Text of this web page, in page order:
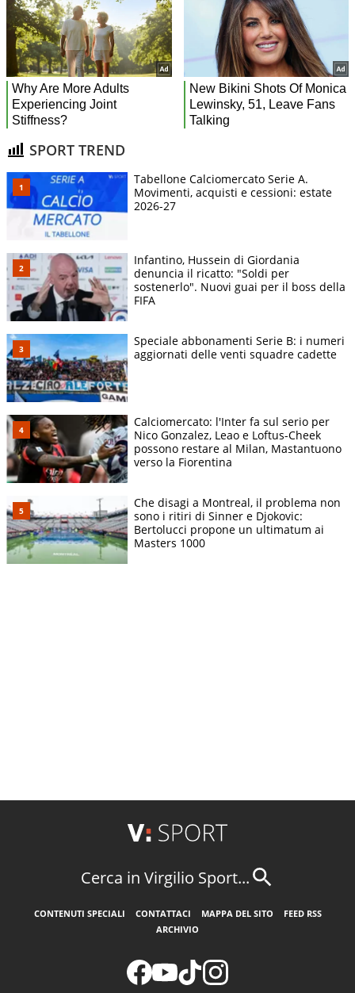
SPORT TREND
Tabellone Calciomercato Serie A.
Movimenti, acquisti e cessioni: estate
2026-27
Infantino, Hussein di Giordania
denuncia il ricatto: "Soldi per
sostenerlo". Nuovi guai per il boss della
FIFA
Speciale abbonamenti Serie B: i numeri
aggiornati delle venti squadre cadette
Calciomercato: l'Inter fa sul serio per
Nico Gonzalez, Leao e Loftus-Cheek
possono restare al Milan, Mastantuono
verso la Fiorentina
Che disagi a Montreal, il problema non
sono i ritiri di Sinner e Djokovic:
Bertolucci propone un ultimatum ai
Masters 1000
Cerca in Virgilio Sport...
CONTENUTI SPECIALI CONTATTACI MAPPA DEL SITO
FEED RSS
ARCHIVIO